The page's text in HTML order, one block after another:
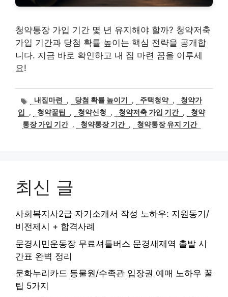
청약통장 가입 기간 몇 년 유지해야 할까? 청약저축
가입 기간과 당첨 확률 높이는 핵심 전략을 공개합
니다. 지금 바로 확인하고 내 집 마련 꿈을 이루세
요!
태내집마련 , 당첨 확률 높이기 , 주택청약 ,
청약가
입
, 청약꿀팁 , 청약신청 , 청약저축 가입 기간 ,
청약
통장 가입 기간 , 청약통장 기간 , 청약통장 유지 기간
최신 글
사회복지사2급 자기소개서 작성 노하우: 지원동기/
비전제시 + 합격사례
문경시민운동장 무료셔틀버스 문경새재역 출발 시
간표 완벽 정리
문화누리카드 동물원/수족관 입장권 예매 노하우 꿀
팁 5가지